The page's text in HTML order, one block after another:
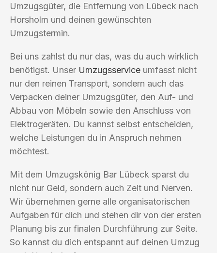
Umzugsgüter, die Entfernung von Lübeck nach
Horsholm und deinen gewünschten
Umzugstermin.
Bei uns zahlst du nur das, was du auch wirklich
benötigst. Unser Umzugsservice umfasst nicht
nur den reinen Transport, sondern auch das
Verpacken deiner Umzugsgüter, den Auf- und
Abbau von Möbeln sowie den Anschluss von
Elektrogeräten. Du kannst selbst entscheiden,
welche Leistungen du in Anspruch nehmen
möchtest.
Mit dem Umzugskönig Bar Lübeck sparst du
nicht nur Geld, sondern auch Zeit und Nerven.
Wir übernehmen gerne alle organisatorischen
Aufgaben für dich und stehen dir von der ersten
Planung bis zur finalen Durchführung zur Seite.
So kannst du dich entspannt auf deinen Umzug